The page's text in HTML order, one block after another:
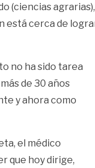
(ciencias agrarias),
está cerca de
no ha sido tarea
de 30 años
y ahora como
el médico
que hoy dirige,